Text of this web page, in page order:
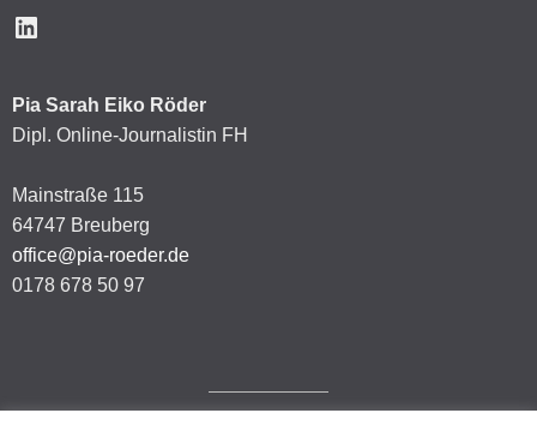
LinkedIn
Pia Sarah Eiko Röder
Dipl. Online-Journalistin FH
Mainstraße 115
64747 Breuberg
office@pia-roeder.de
0178 678 50 97